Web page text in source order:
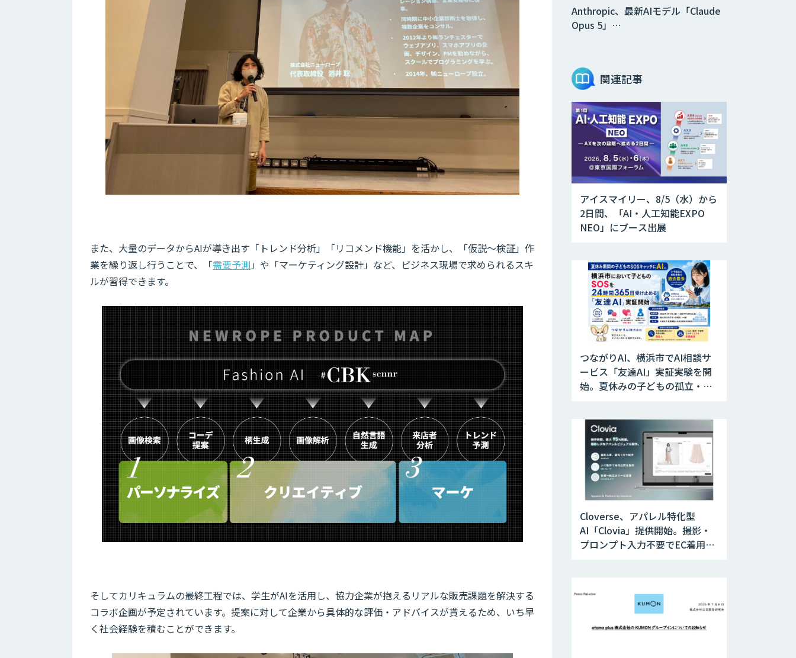
また、大量のデータからAIが導き出す「トレンド分析」「リコメンド機能」を活かし、「仮説～検証」作
業を繰り返し行うことで、「需要予測」や「マーケティング設計」など、ビジネス現場で求められるスキ
ルが習得できます。
そしてカリキュラムの最終工程では、学生がAIを活用し、協力企業が抱えるリアルな販売課題を解決する
コラボ企画が予定されています。提案に対して企業から具体的な評価・アドバイスが貰えるため、いち早
く社会経験を積むことができます。
Anthropic、最新AIモデル「Claude
Opus 5」…
関連記事
アイスマイリー、8/5（水）から
2日間、「AI・人工知能EXPO
NEO」にブース出展
つながりAI、横浜市でAI相談サ
ービス「友達AI」実証実験を開
始。夏休みの子どもの孤立・
Cloverse、アパレル特化型
AI「Clovia」提供開始。撮影・
プロンプト入力不要でEC着用画